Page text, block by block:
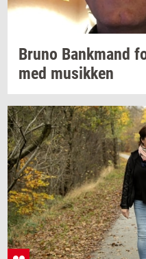
Bruno Bank­mand
med mu­sik­ken